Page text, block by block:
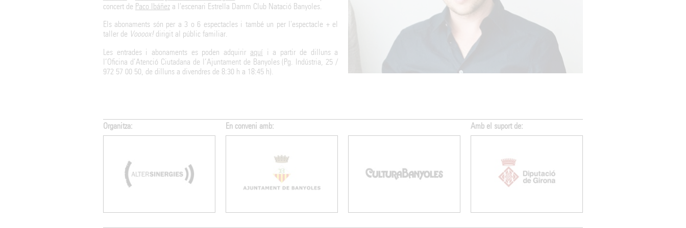
concert de Paco Ibáñeza l'escenari Estrella Damm Club Natació Banyoles.
Els abonaments són per a 3 o 6 espectacles i també un per l'espectacle + el
taller de Voooox!dirigit al públic familiar.
Les entrades i abonaments es poden adquirir aquí i a partir de dilluns a
l’Oficina d’Atenció Ciutadana de l’Ajuntament de Banyoles (Pg. Indústria, 25 /
972 57 00 50, de dilluns a divendres de 8:30 h a 18:45 h).
Amb el suport de: Amb el patrocini de: Membre de: